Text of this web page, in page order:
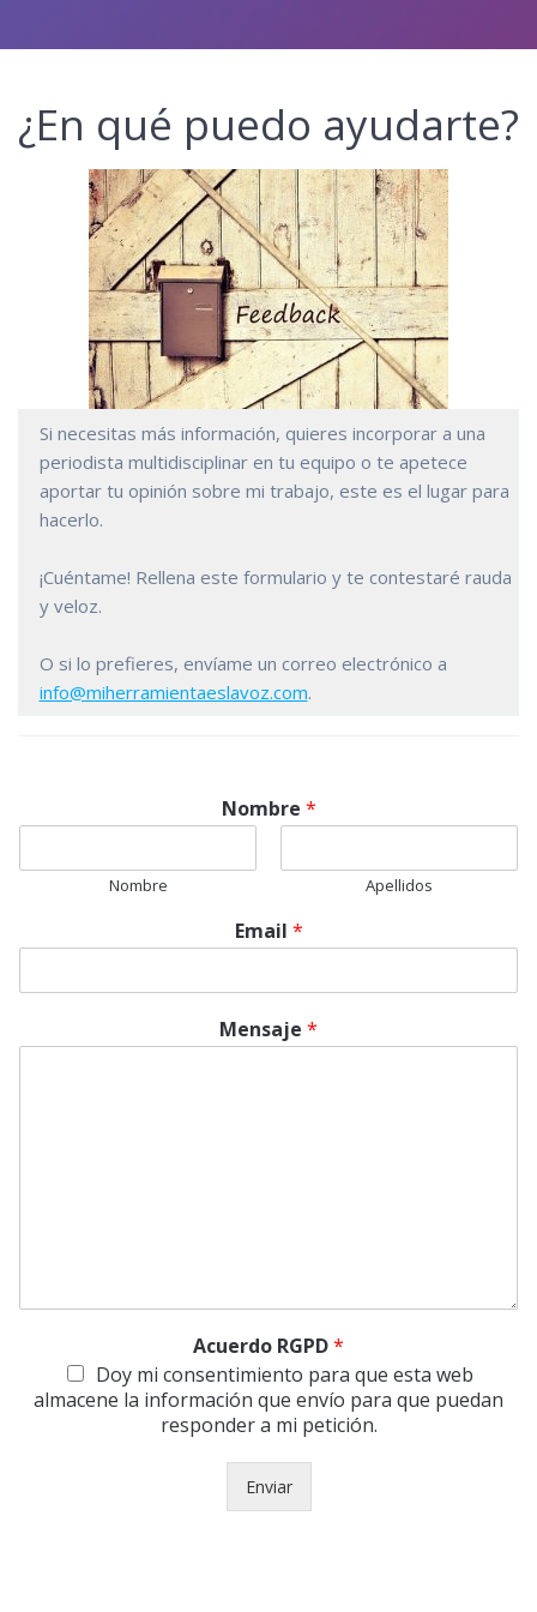
¿En qué puedo ayudarte?
Si necesitas más información, quieres incorporar a una
periodista multidisciplinar en tu equipo o te apetece
aportar tu opinión sobre mi trabajo, este es el lugar para
hacerlo.
¡Cuéntame! Rellena este formulario y te contestaré rauda
y veloz.
O si lo prefieres, envíame un correo electrónico a
info@miherramientaeslavoz.com.
Nombre *
Nombre Apellidos
Email *
Mensaje *
Acuerdo RGPD*
Doy mi consentimiento para que esta web
almacene la información que envío para que puedan
responder a mi petición.
Enviar